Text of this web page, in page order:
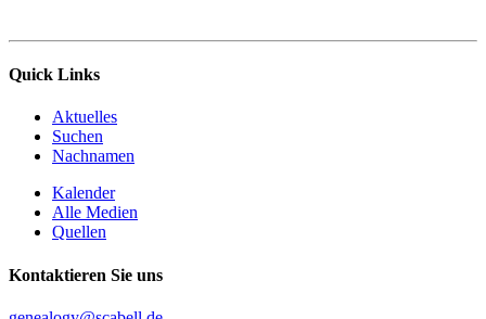
Quick Links
Aktuelles
Suchen
Nachnamen
Kalender
Alle Medien
Quellen
Kontaktieren Sie uns